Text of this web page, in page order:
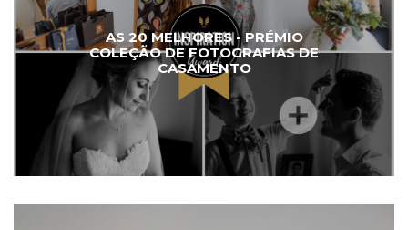
AS 20 MELHORES - PRÉMIO
COLEÇÃO DE FOTOGRAFIAS DE
CASAMENTO